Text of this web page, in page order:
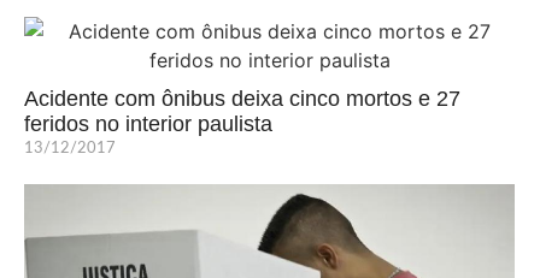
Acidente com ônibus deixa cinco mortos e 27
feridos no interior paulista
13/12/2017